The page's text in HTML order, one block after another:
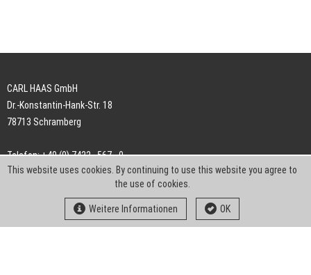
CARL HAAS GmbH
Dr.-Konstantin-Hank-Str. 18
78713 Schramberg
Telefon: +49 (0) 7422 . 567 - 0
Telefax: +49 (0) 7422 . 567 - 239
info-ch@kern-liebers.com
This website uses cookies. By continuing to use this website you agree to
the use of cookies.
Weitere Informationen OK